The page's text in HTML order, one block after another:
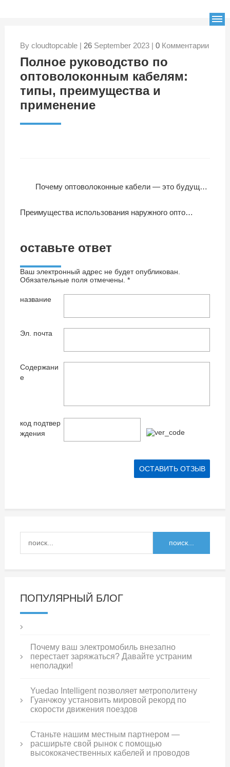
By cloudtopcable | 26September 2023 | 0Комментарии
Полное руководство по
оптоволоконным кабелям:
типы, преимущества и
применение
Почему оптоволоконные кабели — это будущее связи: преимущества и особенности
Преимущества использования наружного оптоволоконного кабеля
оставьте ответ
Ваш электронный адрес не будет опубликован.
Обязательные поля отмечены. *
название
Эл. почта
Содержани
е
код подтвер
ждения
ПОПУЛЯРНЫЙ БЛОГ
Почему ваш электромобиль внезапно
перестает заряжаться? Давайте устраним
неполадки!
Yuedao Intelligent позволяет метрополитену
Гуанчжоу установить мировой рекорд по
скорости движения поездов
Станьте нашим местным партнером —
расширьте свой рынок с помощью
высококачественных кабелей и проводов